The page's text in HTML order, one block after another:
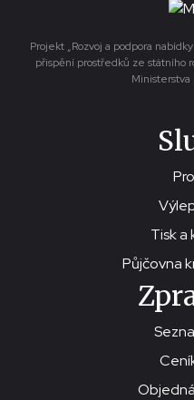
Projekt „Rozvoj a podpora
přispění prostředků ze státního
Ministerstva
Tisk a
Půjčovna